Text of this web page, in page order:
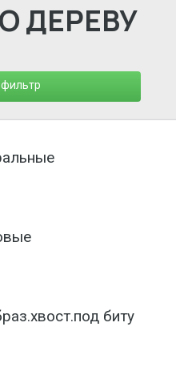
ДЕРЕВУ
биту